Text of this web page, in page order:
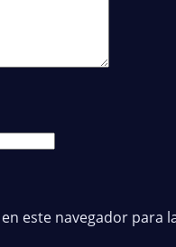
este navegador para